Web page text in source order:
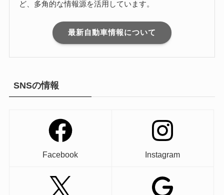
ど、多角的な情報源を活用しています。
最新自動車情報について
SNSの情報
Facebook Instagram